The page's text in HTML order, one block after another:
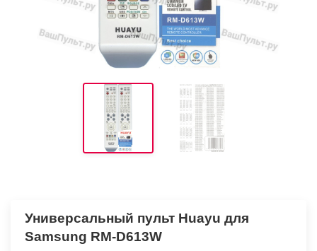
Универсальный пульт Huayu для
Samsung RM-D613W